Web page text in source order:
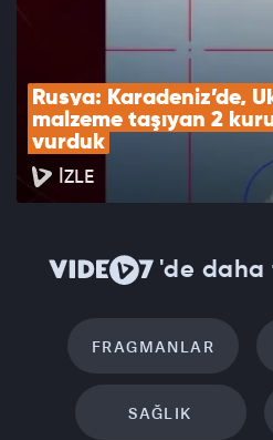
Rusya: Karadeniz’de,
malzeme taşıyan 2
vurduk
İZLE
'de daha
FRAGMANLAR
SAĞLIK